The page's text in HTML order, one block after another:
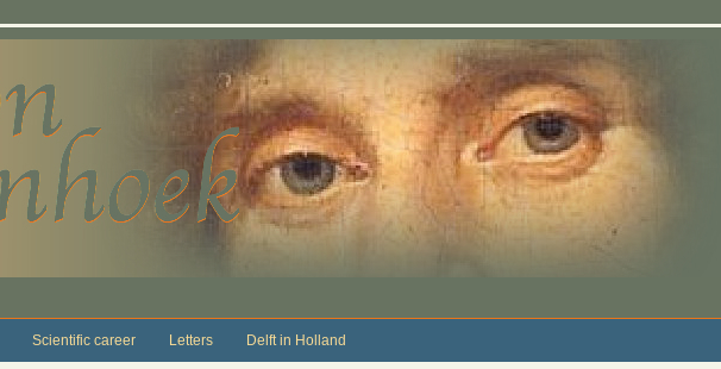
Scientific career Letters Delft in Holland